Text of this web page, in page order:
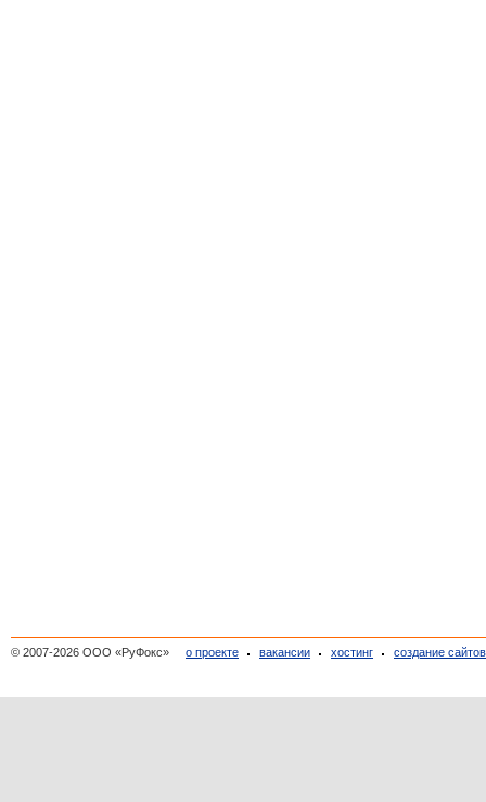
© 2007-2026 ООО «РуФокс» о проекте вакансии хостинг создание сайтов